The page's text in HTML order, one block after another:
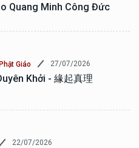
Quang Minh Công Đức
Giáo 27/07/2026
Khởi - 緣起真理
22/07/2026